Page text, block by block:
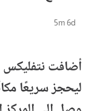
5m 6d
ليحجز سريعًا